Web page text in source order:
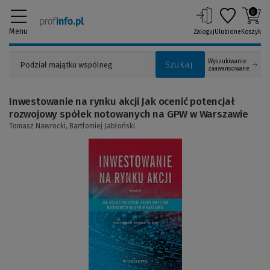
Menu
Szukaj
Wyszukiwanie
zaawansowane
ZalogujUlubione
0
Koszyk
Inwestowanie na rynku akcji Jak ocenić potencjał
rozwojowy spółek notowanych na GPW w Warszawie
Tomasz Nawrocki, Bartłomiej Jabłoński